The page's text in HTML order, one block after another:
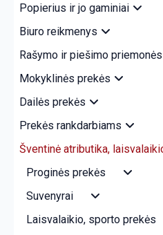
Popierius ir jo gaminiai
Biuro reikmenys
Rašymo ir piešimo priemonės
Mokyklinės prekės
Dailės prekės
Prekės rankdarbiams
Šventinė atributika,
Proginės prekės
Suvenyrai
Laisvalaikio, sporto prekės